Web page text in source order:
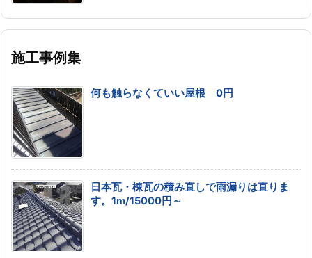
施工事例集
何も触らなくていい屋根 0円
日本瓦・棟瓦の積み直しで雨漏りは直りま
す。1m/15000円～